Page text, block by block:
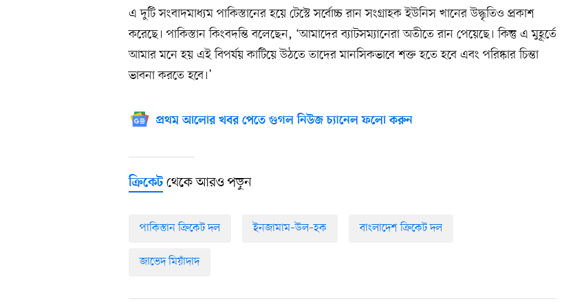
এ দুটি সংবাদমাধ্যম পাকিস্তানের হয়ে টেস্টে সর্বোচ্চ রান সংগ্রাহক ইউনিস খানের উদ্ধৃতিও প্রকাশ
করেছে। পাকিস্তান কিংবদন্তি বলেছেন, ‘আমাদের ব্যাটসম্যানেরা অতীতে রান পেয়েছে। কিন্তু এ মুহূর্তে
আমার মনে হয় এই বিপর্যয় কাটিয়ে উঠতে তাদের মানসিকভাবে শক্ত হতে হবে এবং পরিষ্কার চিন্তা
ভাবনা করতে হবে।’
প্রথম আলোর খবর পেতে গুগল নিউজ চ্যানেল ফলো করুন
ক্রিকেটথেকে আরও পড়ুন
পাকিস্তান ক্রিকেট দল ইনজামাম–উল–হক বাংলাদেশ ক্রিকেট দল
জাভেদ মিয়াঁদাদ